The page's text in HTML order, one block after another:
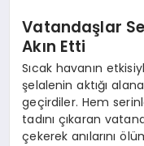
Vatandaşlar
Akın Etti
Sıcak havanın
şelalenin aktığı
geçirdiler. Hem
tadını çıkaran
çekerek anılarını